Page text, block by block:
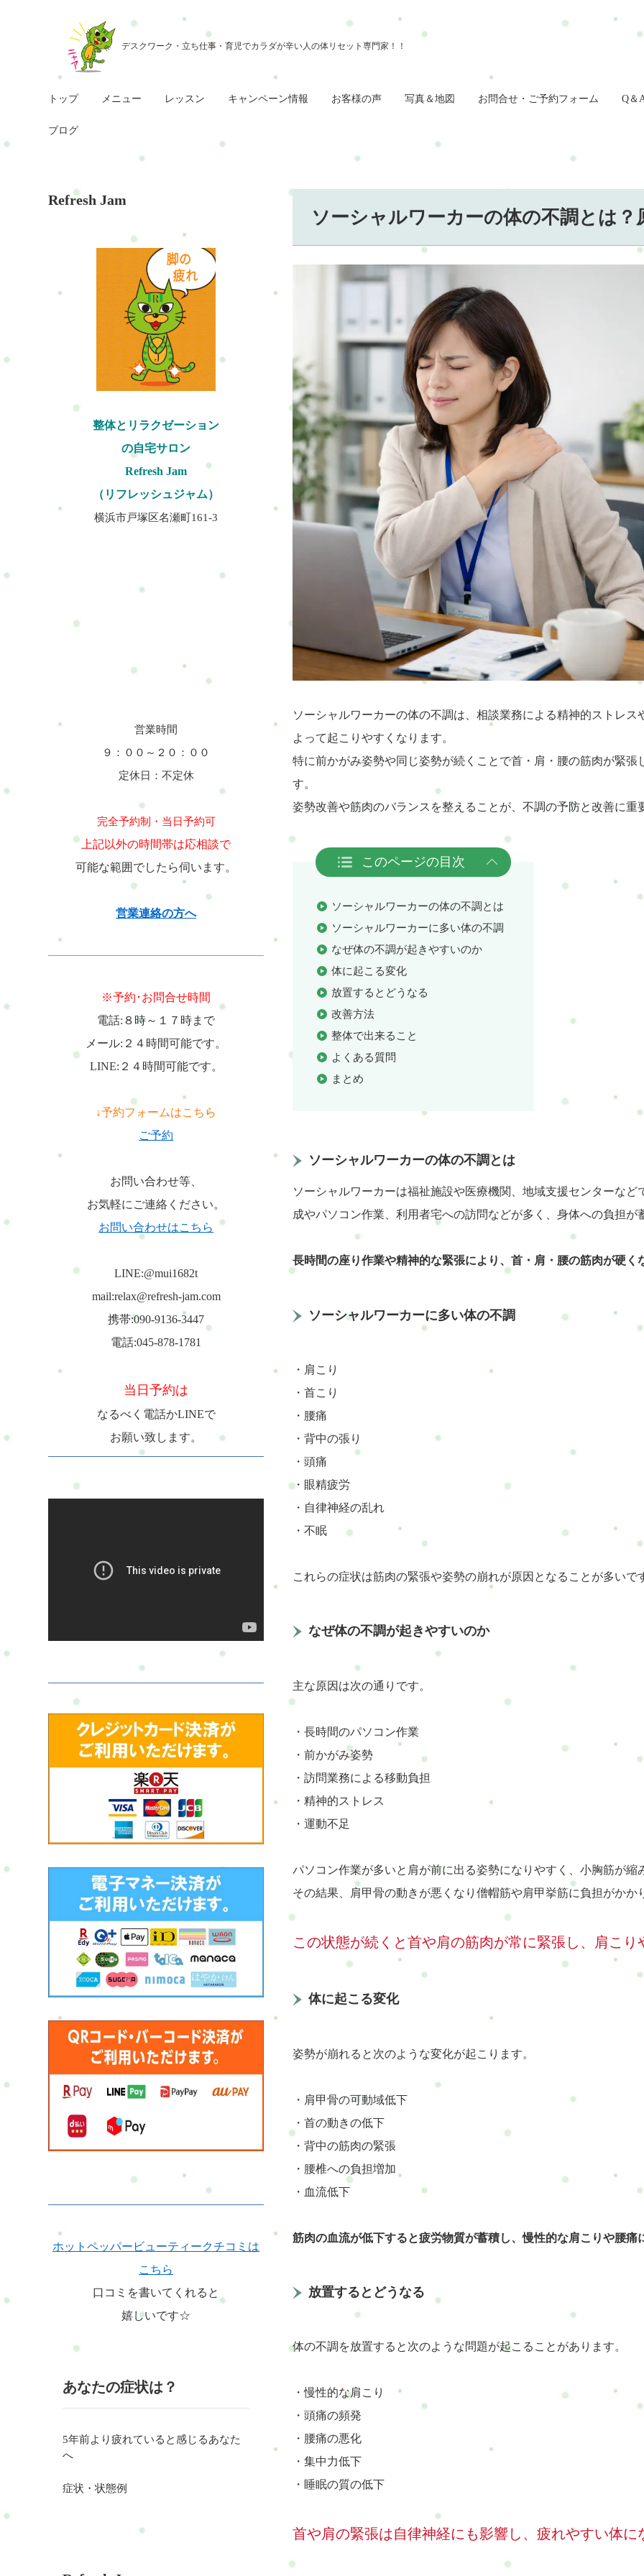
トップ メニュー レッスン キャンペーン情報 お客様の声 写真＆地図 お問合せ・ご予約フォーム Q＆
ブログ
ソーシャルワーカーの体の不調とは？
ソーシャルワーカーの体の不調は、相談業務による精神的ストレ
よって起こりやすくなります。
特に前かがみ姿勢や同じ姿勢が続くことで首・肩・腰の筋肉が緊
す。
姿勢改善や筋肉のバランスを整えることが、不調の予防と改善に重
このページの目次
ソーシャルワーカーの体の不調とは
ソーシャルワーカーに多い体の不調
なぜ体の不調が起きやすいのか
体に起こる変化
放置するとどうなる
改善方法
整体で出来ること
よくある質問
まとめ
ソーシャルワーカーの体の不調とは
ソーシャルワーカーは福祉施設や医療機関、地域支援センターな
成やパソコン作業、利用者宅への訪問などが多く、身体への負担が
長時間の座り作業や精神的な緊張により、首・肩・腰の筋肉が硬く
ソーシャルワーカーに多い体の不調
・肩こり
・首こり
・腰痛
・背中の張り
・頭痛
・眼精疲労
・自律神経の乱れ
・不眠
これらの症状は筋肉の緊張や姿勢の崩れが原因となることが多いで
なぜ体の不調が起きやすいのか
主な原因は次の通りです。
・長時間のパソコン作業
・前かがみ姿勢
・訪問業務による移動負担
・精神的ストレス
・運動不足
パソコン作業が多いと肩が前に出る姿勢になりやすく、小胸筋が縮
その結果、肩甲骨の動きが悪くなり僧帽筋や肩甲挙筋に負担がかか
この状態が続くと首や肩の筋肉が常に緊張し、肩こ
体に起こる変化
姿勢が崩れると次のような変化が起こります。
・肩甲骨の可動域低下
・首の動きの低下
・背中の筋肉の緊張
・腰椎への負担増加
・血流低下
筋肉の血流が低下すると疲労物質が蓄積し、慢性的な肩こりや腰痛
放置するとどうなる
体の不調を放置すると次のような問題が起こることがあります。
・慢性的な肩こり
・頭痛の頻発
・腰痛の悪化
・集中力低下
・睡眠の質の低下
首や肩の緊張は自律神経にも影響し、疲れやすい体に
Refresh Jam
整体とリラクゼーション
の自宅サロン
Refresh Jam
（リフレッシュジャム）
横浜市戸塚区名瀬町161-3
営業時間
９：００～２０：００
定休日：不定休
完全予約制・当日予約可
上記以外の時間帯は応相談で
可能な範囲でしたら伺います。
営業連絡の方へ
※予約･お問合せ時間
電話:８時～１７時まで
メール:２４時間可能です。
LINE:２４時間可能です。
↓予約フォームはこちら
ご予約
お問い合わせ等、
お気軽にご連絡ください。
お問い合わせはこちら
LINE:@mui1682t
mail:relax@refresh-jam.com
携帯:090-9136-3447
電話:045-878-1781
当日予約は
なるべく電話かLINEで
お願い致します。
ホットペッパービューティークチコミは
こちら
口コミを書いてくれると
嬉しいです☆
あなたの症状は？
5年前より疲れていると感じるあなた
へ
症状・状態例